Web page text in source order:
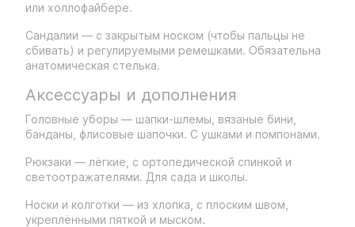
или холлофайбере.
Сандалии — с закрытым носком (чтобы пальцы не
сбивать) и регулируемыми ремешками. Обязательна
анатомическая стелька.
Аксессуары и дополнения
Головные уборы — шапки-шлемы, вязаные бини,
банданы, флисовые шапочки. С ушками и помпонами.
Рюкзаки — лёгкие, с ортопедической спинкой и
светоотражателями. Для сада и школы.
Носки и колготки — из хлопка, с плоским швом,
укреплёнными пяткой и мыском.